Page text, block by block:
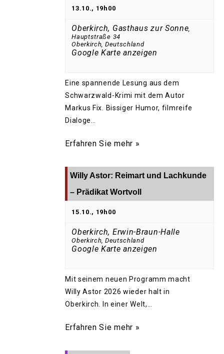
13.10., 19h00
Oberkirch, Gasthaus zur Sonne,
Hauptstraße 34
Oberkirch, Deutschland
Google Karte anzeigen
Eine spannende Lesung aus dem
Schwarzwald-Krimi mit dem Autor
Markus Fix. Bissiger Humor, filmreife
Dialoge…
Erfahren Sie mehr »
Willy Astor: Reimart und Lachkunde
– Prädikat Wortvoll
15.10., 19h00
Oberkirch, Erwin-Braun-Halle
Oberkirch, Deutschland
Google Karte anzeigen
Mit seinem neuen Programm macht
Willy Astor 2026 wieder halt in
Oberkirch. In einer Welt,…
Erfahren Sie mehr »